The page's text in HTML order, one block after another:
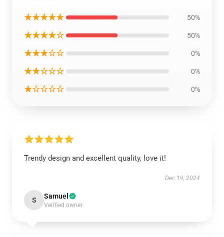
★★★★★ 50%
★★★★☆ 50%
★★★☆☆ 0%
★★☆☆☆ 0%
★☆☆☆☆ 0%
Trendy design and excellent quality, love it!
Dec 19, 2024
S Samuel
Verified owner